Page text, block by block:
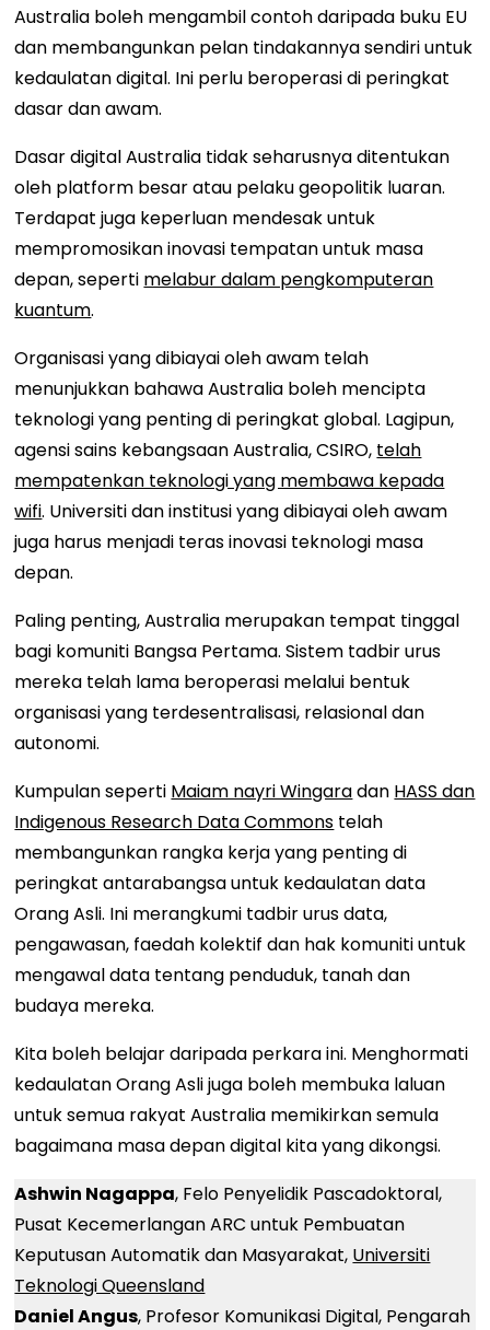
Australia boleh mengambil contoh daripada buku EU
dan membangunkan pelan tindakannya sendiri untuk
kedaulatan digital. Ini perlu beroperasi di peringkat
dasar dan awam.
Dasar digital Australia tidak seharusnya ditentukan
oleh platform besar atau pelaku geopolitik luaran.
Terdapat juga keperluan mendesak untuk
mempromosikan inovasi tempatan untuk masa
depan, seperti melabur dalam pengkomputeran
kuantum.
Organisasi yang dibiayai oleh awam telah
menunjukkan bahawa Australia boleh mencipta
teknologi yang penting di peringkat global. Lagipun,
agensi sains kebangsaan Australia, CSIRO, telah
mempatenkan teknologi yang membawa kepada
wifi. Universiti dan institusi yang dibiayai oleh awam
juga harus menjadi teras inovasi teknologi masa
depan.
Paling penting, Australia merupakan tempat tinggal
bagi komuniti Bangsa Pertama. Sistem tadbir urus
mereka telah lama beroperasi melalui bentuk
organisasi yang terdesentralisasi, relasional dan
autonomi.
Kumpulan seperti Maiam nayri Wingaradan HASS dan
Indigenous Research Data Commons telah
membangunkan rangka kerja yang penting di
peringkat antarabangsa untuk kedaulatan data
Orang Asli. Ini merangkumi tadbir urus data,
pengawasan, faedah kolektif dan hak komuniti untuk
mengawal data tentang penduduk, tanah dan
budaya mereka.
Kita boleh belajar daripada perkara ini. Menghormati
kedaulatan Orang Asli juga boleh membuka laluan
untuk semua rakyat Australia memikirkan semula
bagaimana masa depan digital kita yang dikongsi.
Ashwin Nagappa, Felo Penyelidik Pascadoktoral,
Pusat Kecemerlangan ARC untuk Pembuatan
Keputusan Automatik dan Masyarakat, Universiti
Teknologi Queensland
Daniel Angus, Profesor Komunikasi Digital, Pengarah